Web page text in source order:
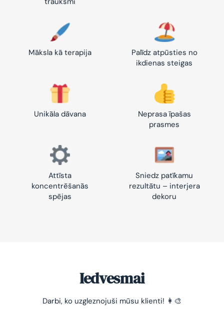
Māksla kā terapija
Palīdz atpūsties no
ikdienas steigas
Unikāla dāvana
Neprasa īpašas
prasmes
Attīsta
koncentrēšanās
spējas
Sniedz patīkamu
rezultātu – interjera
dekoru
Iedvesmai
Darbi, ko uzgleznojuši mūsu klienti! 👩‍🎨
-10% pirmajam pasūtījumam
Vienkāršs veids, kā atslābināties un nomierināt